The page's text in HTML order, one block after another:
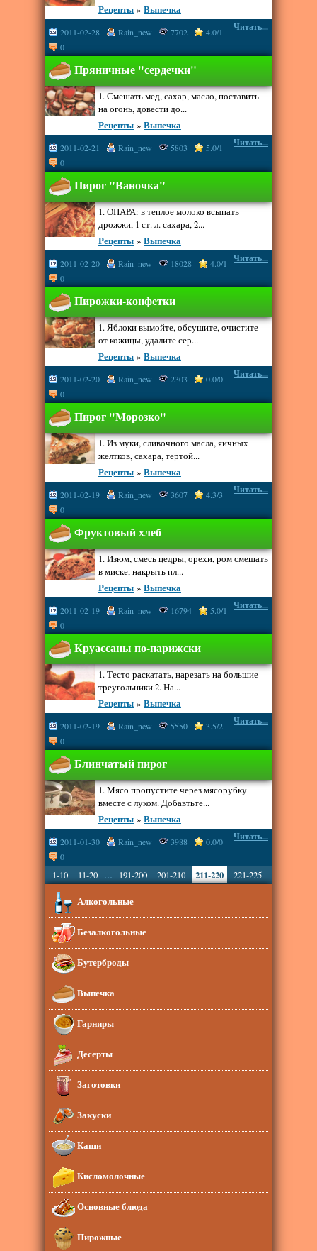
Рецепты » Выпечка
Читать...
2011-02-28 Rain_new 7702
4.0/1
0
Пряничные "сердечки"
1. Смешать мед, сахар, масло, поставить
на огонь, довести до...
Рецепты » Выпечка
Читать...
2011-02-21 Rain_new 5803
5.0/1
0
Пирог "Ваночка"
1. ОПАРА: в теплое молоко всыпать
дрожжи, 1 ст. л. сахара, 2...
Рецепты » Выпечка
Читать...
2011-02-20 Rain_new 18028
4.0/1
0
Пирожки-конфетки
1. Яблоки вымойте, обсушите, очистите
от кожицы, удалите сер...
Рецепты » Выпечка
Читать...
2011-02-20 Rain_new 2303
0.0/0
0
Пирог "Морозко"
1. Из муки, сливочного масла, яичных
желтков, сахара, тертой...
Рецепты » Выпечка
Читать...
2011-02-19 Rain_new 3607
4.3/3
0
Фруктовый хлеб
1. Изюм, смесь цедры, орехи, ром смешать
в миске, накрыть пл...
Рецепты » Выпечка
Читать...
2011-02-19 Rain_new 16794
5.0/1
0
Круассаны по-парижски
1. Тесто раскатать, нарезать на большие
треугольники.2. На...
Рецепты » Выпечка
Читать...
2011-02-19 Rain_new 5550
3.5/2
0
Блинчатый пирог
1. Мясо пропустите через мясорубку
вместе с луком. Добавтьте...
Рецепты » Выпечка
Читать...
2011-01-30 Rain_new 3988
0.0/0
0
1-10 11-20 ... 191-200 201-210 211-220 221-225
Алкогольные
Безалкогольные
Бутерброды
Выпечка
Гарниры
Десерты
Заготовки
Закуски
Каши
Кисломолочные
Основные блюда
Пирожные